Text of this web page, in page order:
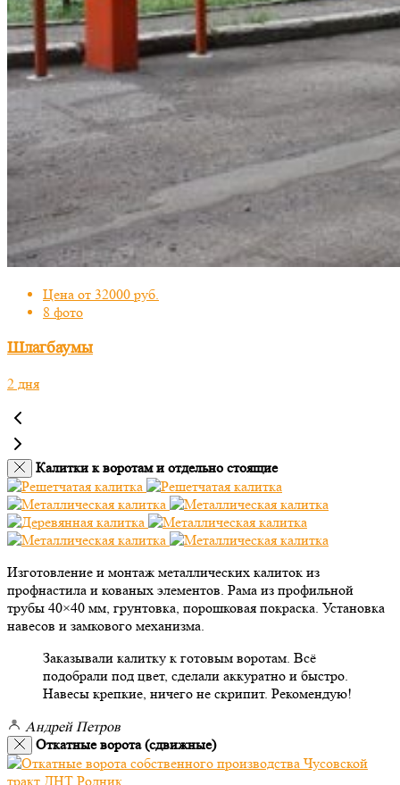
Цена от 32000 руб.
8 фото
Шлагбаумы
2 дня
Калитки к воротам и отдельно стоящие
Изготовление и монтаж металлических калиток из
профнастила и кованых элементов. Рама из профильной
трубы 40×40 мм, грунтовка, порошковая покраска. Установка
навесов и замкового механизма.
Заказывали калитку к готовым воротам. Всё
подобрали под цвет, сделали аккуратно и быстро.
Навесы крепкие, ничего не скрипит. Рекомендую!
Андрей Петров
Откатные ворота (сдвижные)